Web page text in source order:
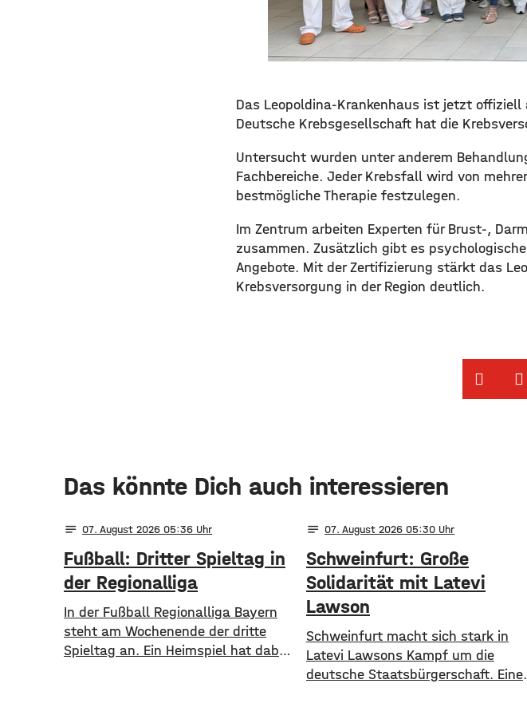
Das Leopoldina-Krankenhaus ist jetzt
Deutsche Krebsgesellschaft hat die
Untersucht wurden unter anderem
Fachbereiche. Jeder Krebsfall wird von
bestmögliche Therapie festzulegen.
Im Zentrum arbeiten Experten für Brust-,
zusammen. Zusätzlich gibt es
Angebote. Mit der Zertifizierung stärkt das
Krebsversorgung in der Region deutlich.
Das könnte Dich auch interessieren
notes 07. August 2026 05:36
Fußball: Dritter Spieltag in
der Regionalliga
In der Fußball Regionalliga Bayern
steht am Wochenende der dritte
Spieltag an. Ein Heimspiel hat dabei
notes 07. August 2026 05:30
Schweinfurt: Große
Solidarität mit Latevi
Lawson
Schweinfurt macht sich stark in
Latevi Lawsons Kampf um die
deutsche Staatsbürgerschaft. Eine